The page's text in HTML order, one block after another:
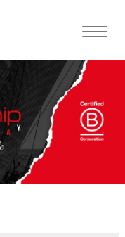
Toggle